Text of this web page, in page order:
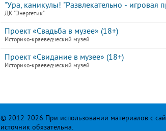
"Ура, каникулы! "Развлекательно - игровая
ДК "Энергетик"
Проект «Свадьба в музее» (18+)
Историко-краеведческий музей
Проект «Свидание в музее» (18+)
Историко-краеведческий музей
© 2012-2026 При использовании материалов с
источник обязательна.